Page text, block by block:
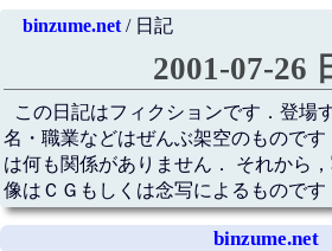
binzume.net/ 日記
2001-07-26
この日記はフィクションです．登場
名・職業などはぜんぶ架空のものです
は何も関係がありません． それから
像はＣＧもしくは念写によるものです
binzume.net